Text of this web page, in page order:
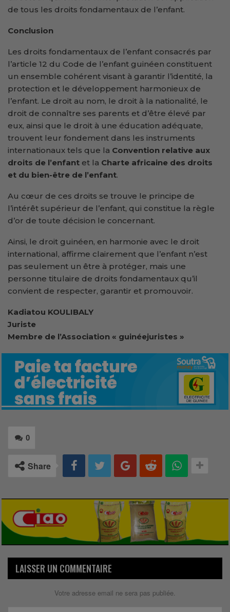
de tous les droits fondamentaux de l’enfant.
Conclusion
Les droits fondamentaux de l’enfant consacrés par
l’article 12 du Code de l’enfant guinéen constituent
un ensemble cohérent visant à garantir l’identité, la
protection et le développement harmonieux de
l’enfant. Le droit au nom, le droit à la nationalité, le
droit de connaître ses parents et d’être élevé par
eux, ainsi que le droit à une éducation adéquate,
trouvent leur fondement dans les instruments
internationaux tels que la Convention relative aux
droits de l’enfant et la Charte africaine des droits
et du bien-être de l’enfant.
Au cœur de ces droits se trouve le principe de
l’intérêt supérieur de l’enfant, qui constitue la règle
d’or de toute décision le concernant.
Ainsi, le droit guinéen, en harmonie avec le droit
international, affirme clairement que l’enfant n’est
pas seulement un être à protéger, mais une
personne titulaire de droits fondamentaux qu’il
convient de respecter, garantir et promouvoir.
Kadiatou KOULIBALY
Juriste
Membre de l’Association « guinéejuristes »
0
Share
LAISSER UN COMMENTAIRE
Votre adresse email ne sera pas publiée.